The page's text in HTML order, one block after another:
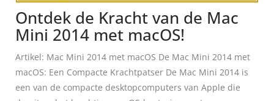
Ontdek de Kracht van de Mac
Mini 2014 met macOS!
Artikel: Mac Mini 2014 met macOS De Mac Mini 2014 met
macOS: Een Compacte Krachtpatser De Mac Mini 2014 is
een van de compacte desktopcomputers van Apple die